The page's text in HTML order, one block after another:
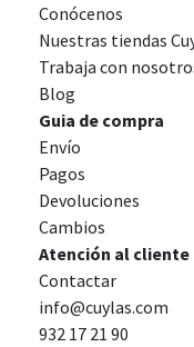
Conócenos
Nuestras tiendas
Trabaja con
Blog
Guia de compra
Envío
Pagos
Devoluciones
Cambios
Atención al cliente
Contactar
info@cuylas.com
932 17 21 90